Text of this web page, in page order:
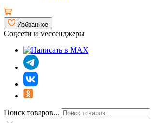
Избранное
Соцсети и мессенджеры
Поиск товаров...